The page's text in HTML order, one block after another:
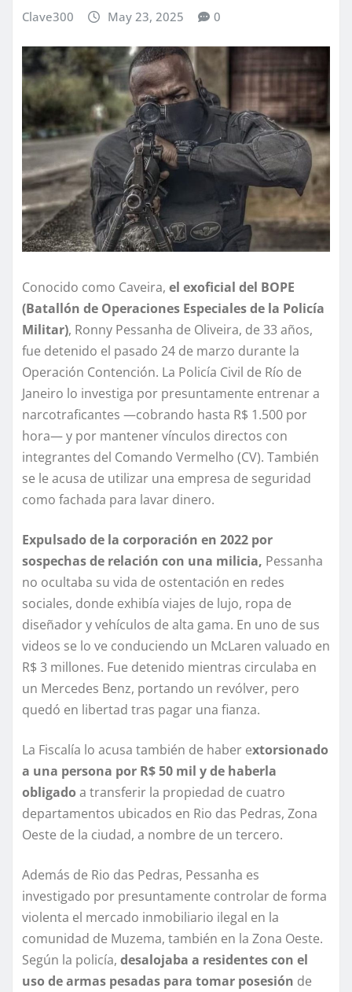
Clave300 May 23, 2025 0
Conocido como Caveira, el exoficial del BOPE
(Batallón de Operaciones Especiales de la Policía
Militar), Ronny Pessanha de Oliveira, de 33 años,
fue detenido el pasado 24 de marzo durante la
Operación Contención. La Policía Civil de Río de
Janeiro lo investiga por presuntamente entrenar a
narcotraficantes —cobrando hasta R$ 1.500 por
hora— y por mantener vínculos directos con
integrantes del Comando Vermelho (CV). También
se le acusa de utilizar una empresa de seguridad
como fachada para lavar dinero.
Expulsado de la corporación en 2022 por
sospechas de relación con una milicia, Pessanha
no ocultaba su vida de ostentación en redes
sociales, donde exhibía viajes de lujo, ropa de
diseñador y vehículos de alta gama. En uno de sus
videos se lo ve conduciendo un McLaren valuado en
R$ 3 millones. Fue detenido mientras circulaba en
un Mercedes Benz, portando un revólver, pero
quedó en libertad tras pagar una fianza.
La Fiscalía lo acusa también de haber extorsionado
a una persona por R$ 50 mil y de haberla
obligado a transferir la propiedad de cuatro
departamentos ubicados en Rio das Pedras, Zona
Oeste de la ciudad, a nombre de un tercero.
Además de Rio das Pedras, Pessanha es
investigado por presuntamente controlar de forma
violenta el mercado inmobiliario ilegal en la
comunidad de Muzema, también en la Zona Oeste.
Según la policía, desalojaba a residentes con el
uso de armas pesadas para tomar posesión de